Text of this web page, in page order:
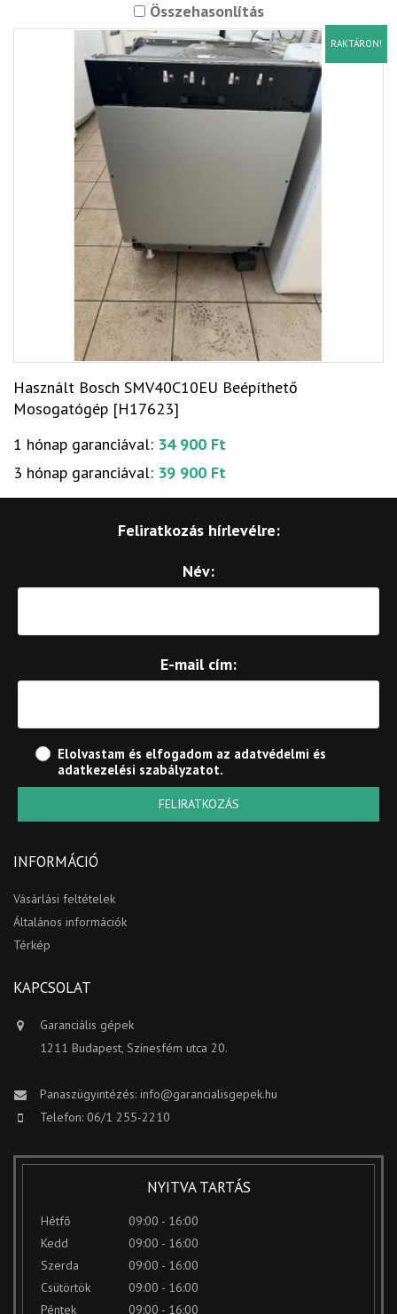
Összehasonlítás
RAKTÁRON!
Használt Bosch SMV40C10EU Beépíthető
Mosogatógép [H17623]
1 hónap garanciával: 34 900 Ft
3 hónap garanciával: 39 900 Ft
Feliratkozás hírlevélre:
Név:
E-mail cím:
Elolvastam és elfogadom az adatvédelmi és
adatkezelési szabályzatot.
FELIRATKOZÁS
INFORMÁCIÓ
Vásárlási feltételek
Általános információk
Térkép
KAPCSOLAT
Garanciális gépek
1211 Budapest, Színesfém utca 20.
Panaszügyintézés: info@garancialisgepek.hu
Telefon: 06/1 255-2210
NYITVA TARTÁS
Hétfő
09:00 - 16:00
Kedd
09:00 - 16:00
Szerda
09:00 - 16:00
Csütörtök
09:00 - 16:00
Péntek
09:00 - 16:00